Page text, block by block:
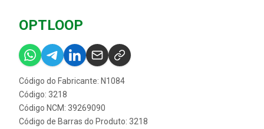
OPTLOOP
Código do Fabricante: N1084
Código: 3218
Código NCM: 39269090
Código de Barras do Produto: 3218